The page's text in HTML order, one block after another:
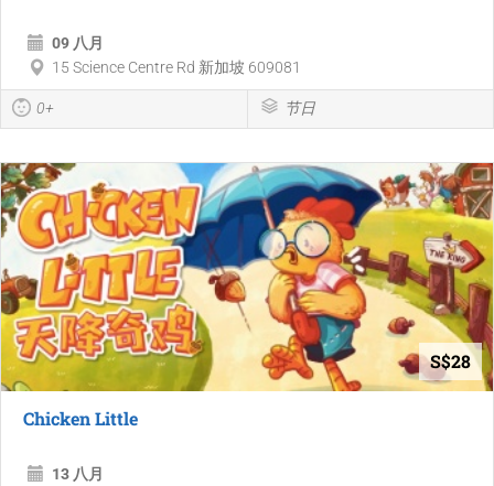
09 八月
15 Science Centre Rd 新加坡 609081
0+ 节日
S$28
Chicken Little
13 八月